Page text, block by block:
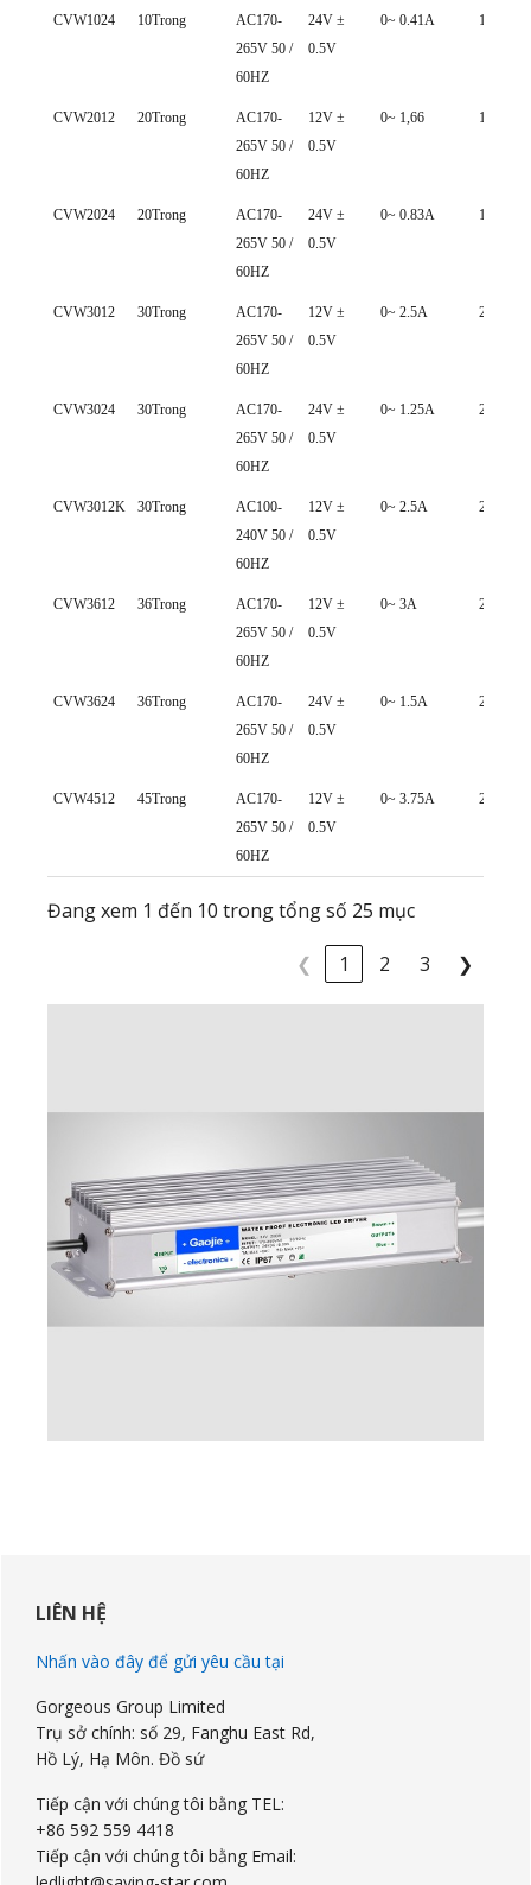
CVW1024 10Trong
AC170-
265V 50 /
60HZ
24V ±
0.5V
0~ 0.41A
CVW2012 20Trong
AC170-
265V 50 /
60HZ
12V ±
0.5V
0~ 1,66
CVW2024 20Trong
AC170-
265V 50 /
60HZ
24V ±
0.5V
0~ 0.83A
CVW3012 30Trong
AC170-
265V 50 /
60HZ
12V ±
0.5V
0~ 2.5A
CVW3024 30Trong
AC170-
265V 50 /
60HZ
24V ±
0.5V
0~ 1.25A
CVW3012K 30Trong
AC100-
240V 50 /
60HZ
12V ±
0.5V
0~ 2.5A
CVW3612 36Trong
AC170-
265V 50 /
60HZ
12V ±
0.5V
0~ 3A
CVW3624 36Trong
AC170-
265V 50 /
60HZ
24V ±
0.5V
0~ 1.5A
CVW4512 45Trong
AC170-
265V 50 /
60HZ
12V ±
0.5V
0~ 3.75A
Đang xem 1 đến 10 trong tổng số 25 mục
❮ 1 2 3 ❯
chính
LIÊN HỆ
Nhấn vào đây để gửi yêu cầu tại
Gorgeous Group Limited
Trụ sở chính: số 29, Fanghu East Rd,
Hồ Lý, Hạ Môn. Đồ sứ
Tiếp cận với chúng tôi bằng TEL:
+86 592 559 4418
Tiếp cận với chúng tôi bằng Email: